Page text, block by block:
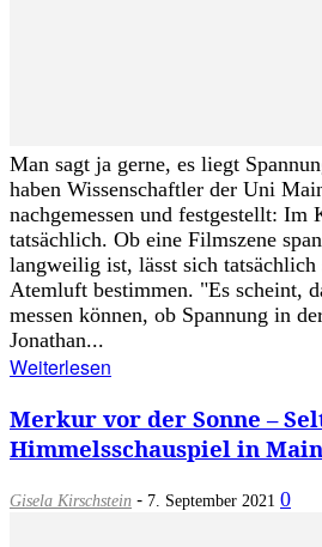
Man sagt ja gerne, es liegt
haben Wissenschaftler der Uni
nachgemessen und festgestellt: Im
tatsächlich. Ob eine Filmszene
langweilig ist, lässt sich tatsächlich
Atemluft bestimmen. "Es scheint,
messen können, ob Spannung in
Jonathan...
Weiterlesen
Merkur vor der Sonne –
Himmelsschauspiel in
Gisela Kirschstein - 7. September 2021 0